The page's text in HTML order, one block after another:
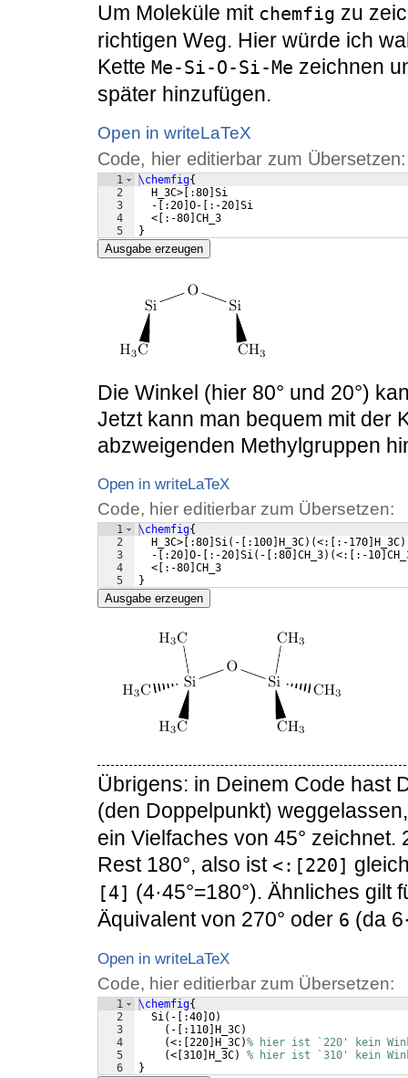
Um Moleküle mit chemfig zu
richtigen Weg. Hier würde ich
Kette Me-Si-O-Si-Me zeichnen
später hinzufügen.
Open in writeLaTeX
Code, hier editierbar zum Übersetzen:
1
2
3
4
5
\chemfig{
  H_3C>
:80 Si
  -
:20 O- :-20 Si
  <
:-80 CH_3
}
Ausgabe erzeugen
Die Winkel (hier 80° und 20°)
Jetzt kann man bequem mit der
abzweigenden Methylgruppen
Open in writeLaTeX
Code, hier editierbar zum Übersetzen:
1
2
3
4
5
\chemfig{
  H_3C>
:80 Si( - :100 H_3C) (<: :-170 H_3C)
  -
:20 O- :-20 Si( - :80 CH_3) (<: :-10
  <
:-80 CH_3
}
Ausgabe erzeugen
Übrigens: in Deinem Code hast
(den Doppelpunkt)
ein Vielfaches von 45° zeichnet.
Rest 180°, also ist <:[220]
[4] (4·45°=180°). Ähnliches gilt
Äquivalent von 270° oder 6 (da
Open in writeLaTeX
Code, hier editierbar zum Übersetzen:
1
2
3
4
5
6
\chemfig{
  Si
( - :40 O)
( - :110 H_3C)
(<: 220 H_3C)% hier ist `220' kein
(< 310 H_3C)
% hier ist `310' kein
}